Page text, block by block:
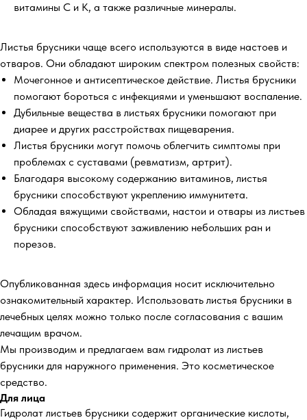
витамины С и К, а также различные минералы.
Листья брусники чаще всего используются в виде настоев и
отваров. Они обладают широким спектром полезных свойств:
Мочегонное и антисептическое действие. Листья брусники
помогают бороться с инфекциями и уменьшают воспаление.
Дубильные вещества в листьях брусники помогают при
диарее и других расстройствах пищеварения.
Листья брусники могут помочь облегчить симптомы при
проблемах с суставами (ревматизм, артрит).
Благодаря высокому содержанию витаминов, листья
брусники способствуют укреплению иммунитета.
Обладая вяжущими свойствами, настои и отвары из листьев
брусники способствуют заживлению небольших ран и
порезов.
Опубликованная здесь информация носит исключительно
ознакомительный характер. Использовать листья брусники в
лечебных целях можно только после согласования с вашим
лечащим врачом.
Мы производим и предлагаем вам гидролат из листьев
брусники для наружного применения. Это косметическое
средство.
Для лица
Гидролат листьев брусники содержит органические кислоты,